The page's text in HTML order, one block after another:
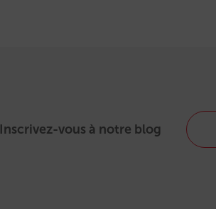
Inscrivez-vous à notre blog